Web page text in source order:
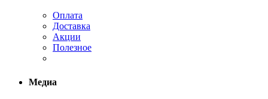
Оплата
Доставка
Акции
Полезное
Медиа